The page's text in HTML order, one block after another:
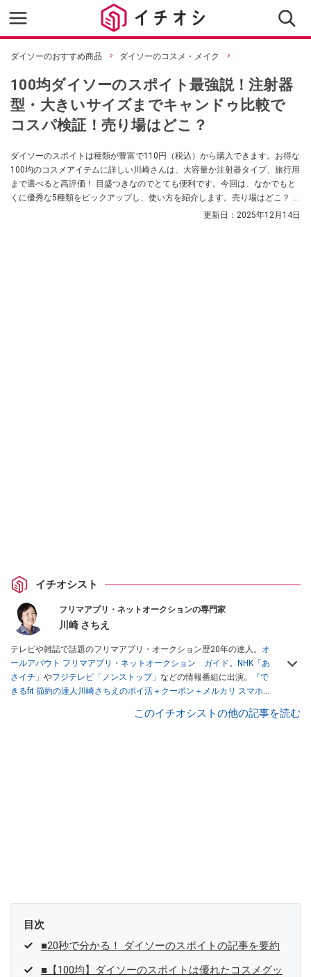
ダイソーのおすすめ商品 ダイソーのコスメ・メイク
100均ダイソーのスポイト最強説！注射器
型・大きいサイズまでキャンドゥ比較で
コスパ検証！売り場はどこ？
ダイソーのスポイトは種類が豊富で110円（税込）から購入できます。お得な
100均のコスメアイテムに詳しい川崎さんは、大容量か注射器タイプ、旅行用
まで選べると高評価！ 目盛つきなのでとても便利です。今回は、なかでもと
くに優秀な5種類をピックアップし、使い方を紹介します。売り場はどこ？ 大
更新日： 2025年12月14日
イチオシスト
フリマアプリ・ネットオークションの専門家
川崎 さちえ
テレビや雑誌で話題のフリマアプリ・オークション歴20年の達人。 オ
ールアバウト フリマアプリ・ネットオークション ガイド。
NHK「あ
さイチ」 やフジテレビ「ノンストップ」 などの情報番組に出演。
『で
きるfit 節約の達人川崎さちえのポイ活＋クーポン＋メルカリ スマホで
スマホ1つでスキマ時間に効率的に稼ぐ！』（翔泳社刊） ほか著書多
このイチオシストの他の記事を読む
目次
■20秒で分かる！ ダイソーのスポイトの記事を要約
■【100均】ダイソーのスポイトは優れたコスメグッ